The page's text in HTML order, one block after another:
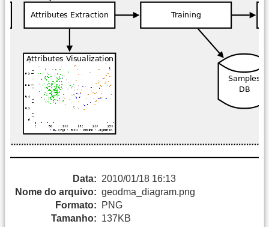
Data: 2010/01/18 16:13
Nome do arquivo: geodma_diagram.png
Formato:
PNG
Tamanho: 137KB